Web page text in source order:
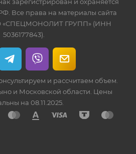
Все права на материалы сайта
«СПЕЦМОНОЛИТ ГРУПП» (ИНН
5036177843).
и рассчитаем объем.
и Московской области. Цены
на 08.11.2025.